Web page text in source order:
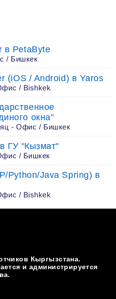
в PetaByte
/ Бишкек
(iOS / Android) в Yaros
/ Bishkek
окна"
- Офис / Бишкек
ГУ "Кызмат"
/ Бишкек
Python/Java Spring) в
/ Bishkek
Кыргызстана.
и администрируется